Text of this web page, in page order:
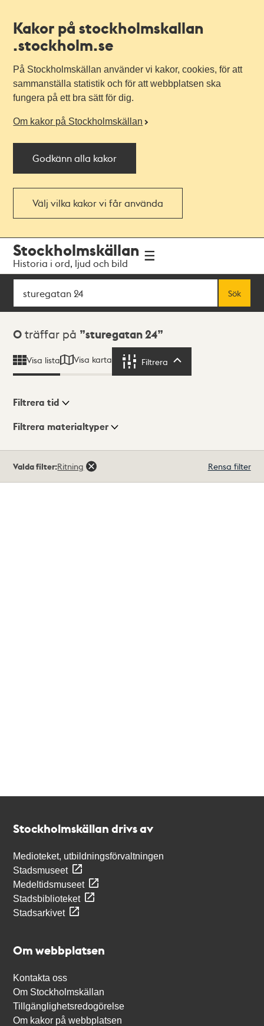
Kakor på stockholmskallan
.stockholm.se
På Stockholmskällan använder vi kakor, cookies, för att
sammanställa statistik och för att webbplatsen ska
fungera på ett bra sätt för dig.
Om kakor på Stockholmskällan
Godkänn alla kakor
Välj vilka kakor vi får använda
navigationen
huvudinnehållet
Stockholmskällan
Historia i ord, ljud och bild
Sök
Sök
Sökresultat
0 träffar på sturegatan 24
Visa lista Visa karta Filtrera
Visningsläge
Filtrera tid
Filtrera materialtyper
träffar
Valda filter:Ritning Rensa filter
Stockholmskällan drivs av
Medioteket, utbildningsförvaltningen
Stadsmuseet
Medeltidsmuseet
Stadsbiblioteket
Stadsarkivet
Om webbplatsen
Kontakta oss
Om Stockholmskällan
Tillgänglighetsredogörelse
Om kakor på webbplatsen